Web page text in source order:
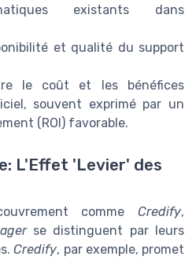
existants dans
et qualité du support
le coût et les bénéfices
souvent exprimé par un
(ROI) favorable.
L'Effet 'Levier' des
comme Credify,
se distinguent par leurs
Credify, par exemple, promet